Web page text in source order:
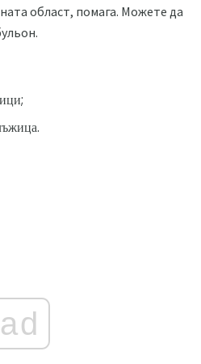
област, помага. Можете да
ad